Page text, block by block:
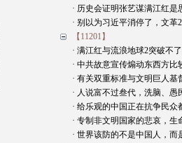
· 历史会证明张艺谋满江红是
· 别以为习近平消停了，文革
【11201】
· 满江红与流浪地球2突破不
· 中共故意宣传煽动东西方比
· 有关双重标准与文明巨人基
· 人说富不过叁代，洗脑、愚
· 给乐观的中国正在抗争民众
· 专制非文明国家的悲哀，生
· 世界该防的不是中国人，而